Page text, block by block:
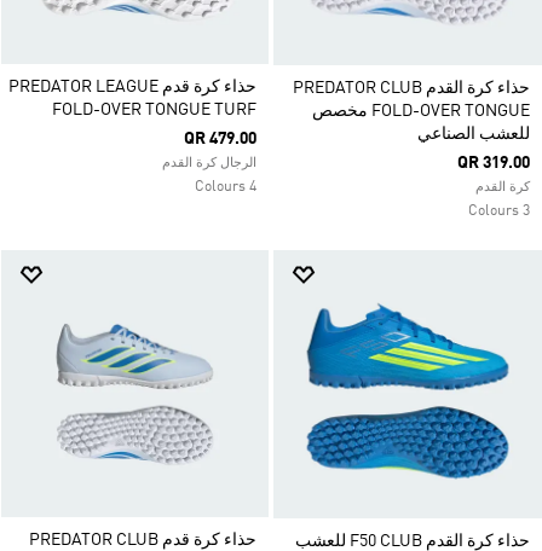
حذاء كرة القدم PREDATOR CLUB
FOLD-OVER TONGUE مخصص
للعشب الصناعي
QR 319.00
كرة القدم
3 Colours
حذاء كرة قدم PREDATOR LEAGUE
FOLD-OVER TONGUE TURF
QR 479.00
الرجال كرة القدم
4 Colours
حذاء كرة القدم F50 CLUB للعشب
حذاء كرة قدم PREDATOR CLUB